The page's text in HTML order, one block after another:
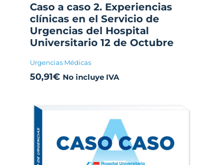
Caso a caso 2. Experiencias
clínicas en el Servicio de
Urgencias del Hospital
Universitario 12 de Octubre
Urgencias Médicas
50,91€ No incluye IVA